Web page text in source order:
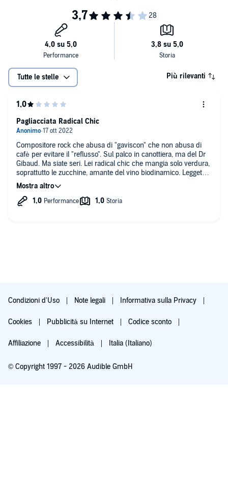
Tutte le stelle Più rilevanti
Compositore rock che abusa di "gaviscon" che non abusa di
cafè per evitare il "reflusso". Sul palco in canottiera, ma del Dr
Gibaud. Ma siate seri. Lei radical chic che mangia solo verdura,
soprattutto le zucchine, amante del vino biodinamico. Leggete
la storia di Rudolf Steiner, padre della biodinamica e vi passerà
la voglia. Coppia patetica come i loro amici, storia vuota e
noiosa.
Pagliacciata Radical Chic
Condizioni d'Uso Note legali Informativa sulla Privacy
Cookies Pubblicità su Internet Codice sconto
Affiliazione Accessibilità Italia (Italiano)
© Copyright 1997 - 2026 Audible GmbH